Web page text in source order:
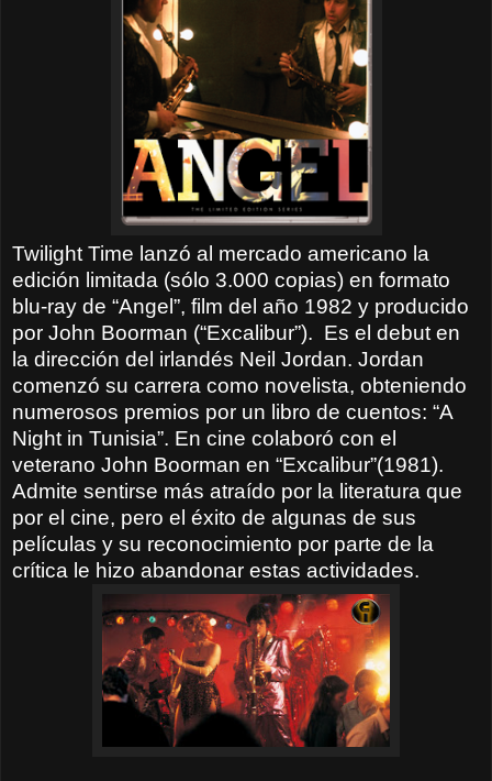
Twilight Time lanzó al mercado americano la
edición limitada (sólo 3.000 copias) en formato
blu-ray de “Angel”, film del año 1982 y producido
por John Boorman (“Excalibur”). Es el debut en
la dirección del irlandés Neil Jordan. Jordan
comenzó su carrera como novelista, obteniendo
numerosos premios por un libro de cuentos: “A
Night in Tunisia”. En cine colaboró con el
veterano John Boorman en “Excalibur”(1981).
Admite sentirse más atraído por la literatura que
por el cine, pero el éxito de algunas de sus
películas y su reconocimiento por parte de la
crítica le hizo abandonar estas actividades.